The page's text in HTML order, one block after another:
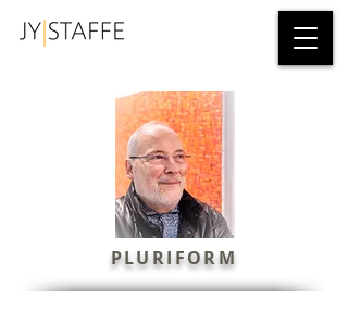
PLURIFORM